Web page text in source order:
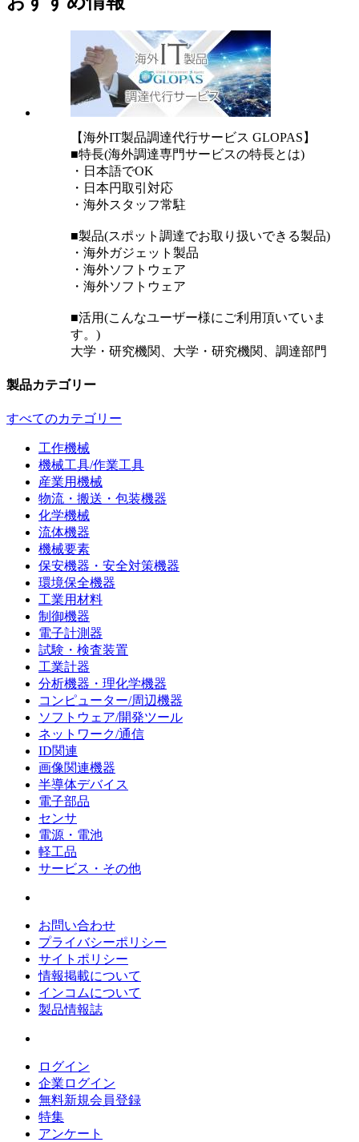
【海外IT製品調達代行サービス GLOPAS】
■特長(海外調達専門サービスの特長とは)
・日本語でOK
・日本円取引対応
・海外スタッフ常駐
■製品(スポット調達でお取り扱いできる製品)
・海外ガジェット製品
・海外ソフトウェア
・海外ソフトウェア
■活用(こんなユーザー様にご利用頂いていま
す。)
大学・研究機関、大学・研究機関、調達部門
製品カテゴリー
すべてのカテゴリー
工作機械
機械工具/作業工具
産業用機械
物流・搬送・包装機器
化学機械
流体機器
機械要素
保安機器・安全対策機器
環境保全機器
工業用材料
制御機器
電子計測器
試験・検査装置
工業計器
分析機器・理化学機器
コンピューター/周辺機器
ソフトウェア/開発ツール
ネットワーク/通信
ID関連
画像関連機器
半導体デバイス
電子部品
センサ
電源・電池
軽工品
サービス・その他
お問い合わせ
プライバシーポリシー
サイトポリシー
情報掲載について
インコムについて
製品情報誌
ログイン
企業ログイン
無料新規会員登録
特集
アンケート